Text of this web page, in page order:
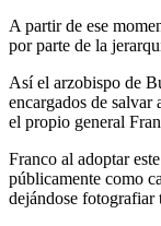
A partir de ese
por parte de la
Así el arzobispo de
encargados de salvar
el propio general
Franco al adoptar
públicamente como
dejándose